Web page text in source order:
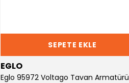
SEPETE EKLE
EGLO
Eglo 95972 Voltago Tavan Armatürü